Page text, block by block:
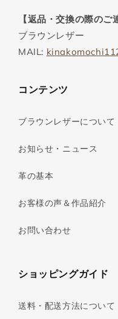
【返品・交換の際のご
ブラウンレザー
MAIL:
コンテンツ
ブラウンレザーについて
お知らせ・ニュース
革の基本
お客様の声＆作品紹介
お問い合わせ
ショッピングガイド
送料・配送方法について